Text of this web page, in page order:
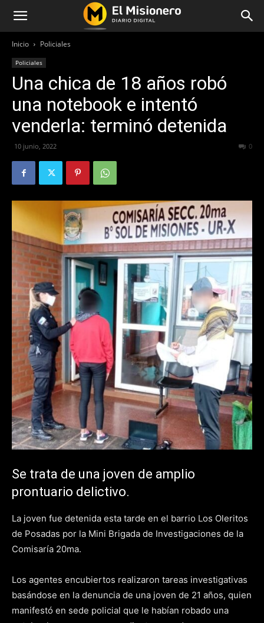
Inicio Policiales
Policiales
Una chica de 18 años robó
una notebook e intentó
venderla: terminó detenida
10 junio, 2022 0
Se trata de una joven de amplio
prontuario delictivo.
La joven fue detenida esta tarde en el barrio Los Oleritos
de Posadas por la Mini Brigada de Investigaciones de la
Comisaría 20ma.
Los agentes encubiertos realizaron tareas investigativas
basándose en la denuncia de una joven de 21 años, quien
manifestó en sede policial que le habían robado una